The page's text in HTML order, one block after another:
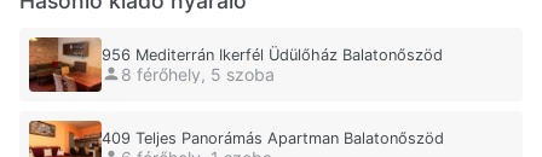
956 Mediterrán Ikerfél Üdülőház Balatonőszöd
8 férőhely, 5 szoba
409 Teljes Panorámás Apartman Balatonőszöd